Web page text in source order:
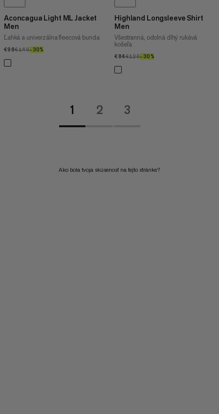
Aconcagua Light ML Jacket
Men
Ľahká a univerzálna fleecová bunda
€98€98
€140€140
–30%
Highland Longsleeve Shirt
Men
Všestranná, odolná dlhý rukává
košeľa
€84€84
€120€120
–30%
1 2 3
Ako bola tvoja skúsenosť na tejto stránke?